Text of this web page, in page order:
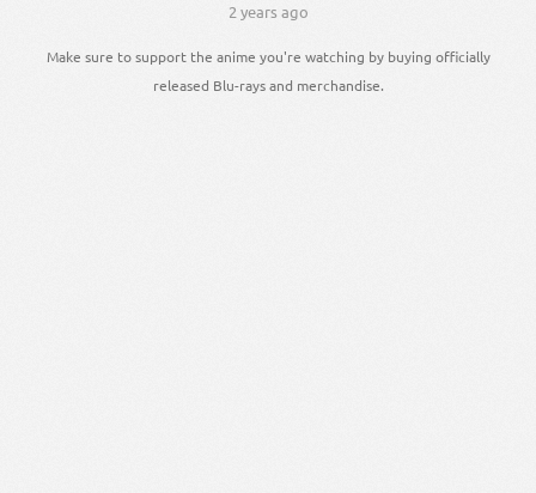
2 years ago
Make sure to support the anime you're watching by buying officially
released Blu-rays and merchandise.